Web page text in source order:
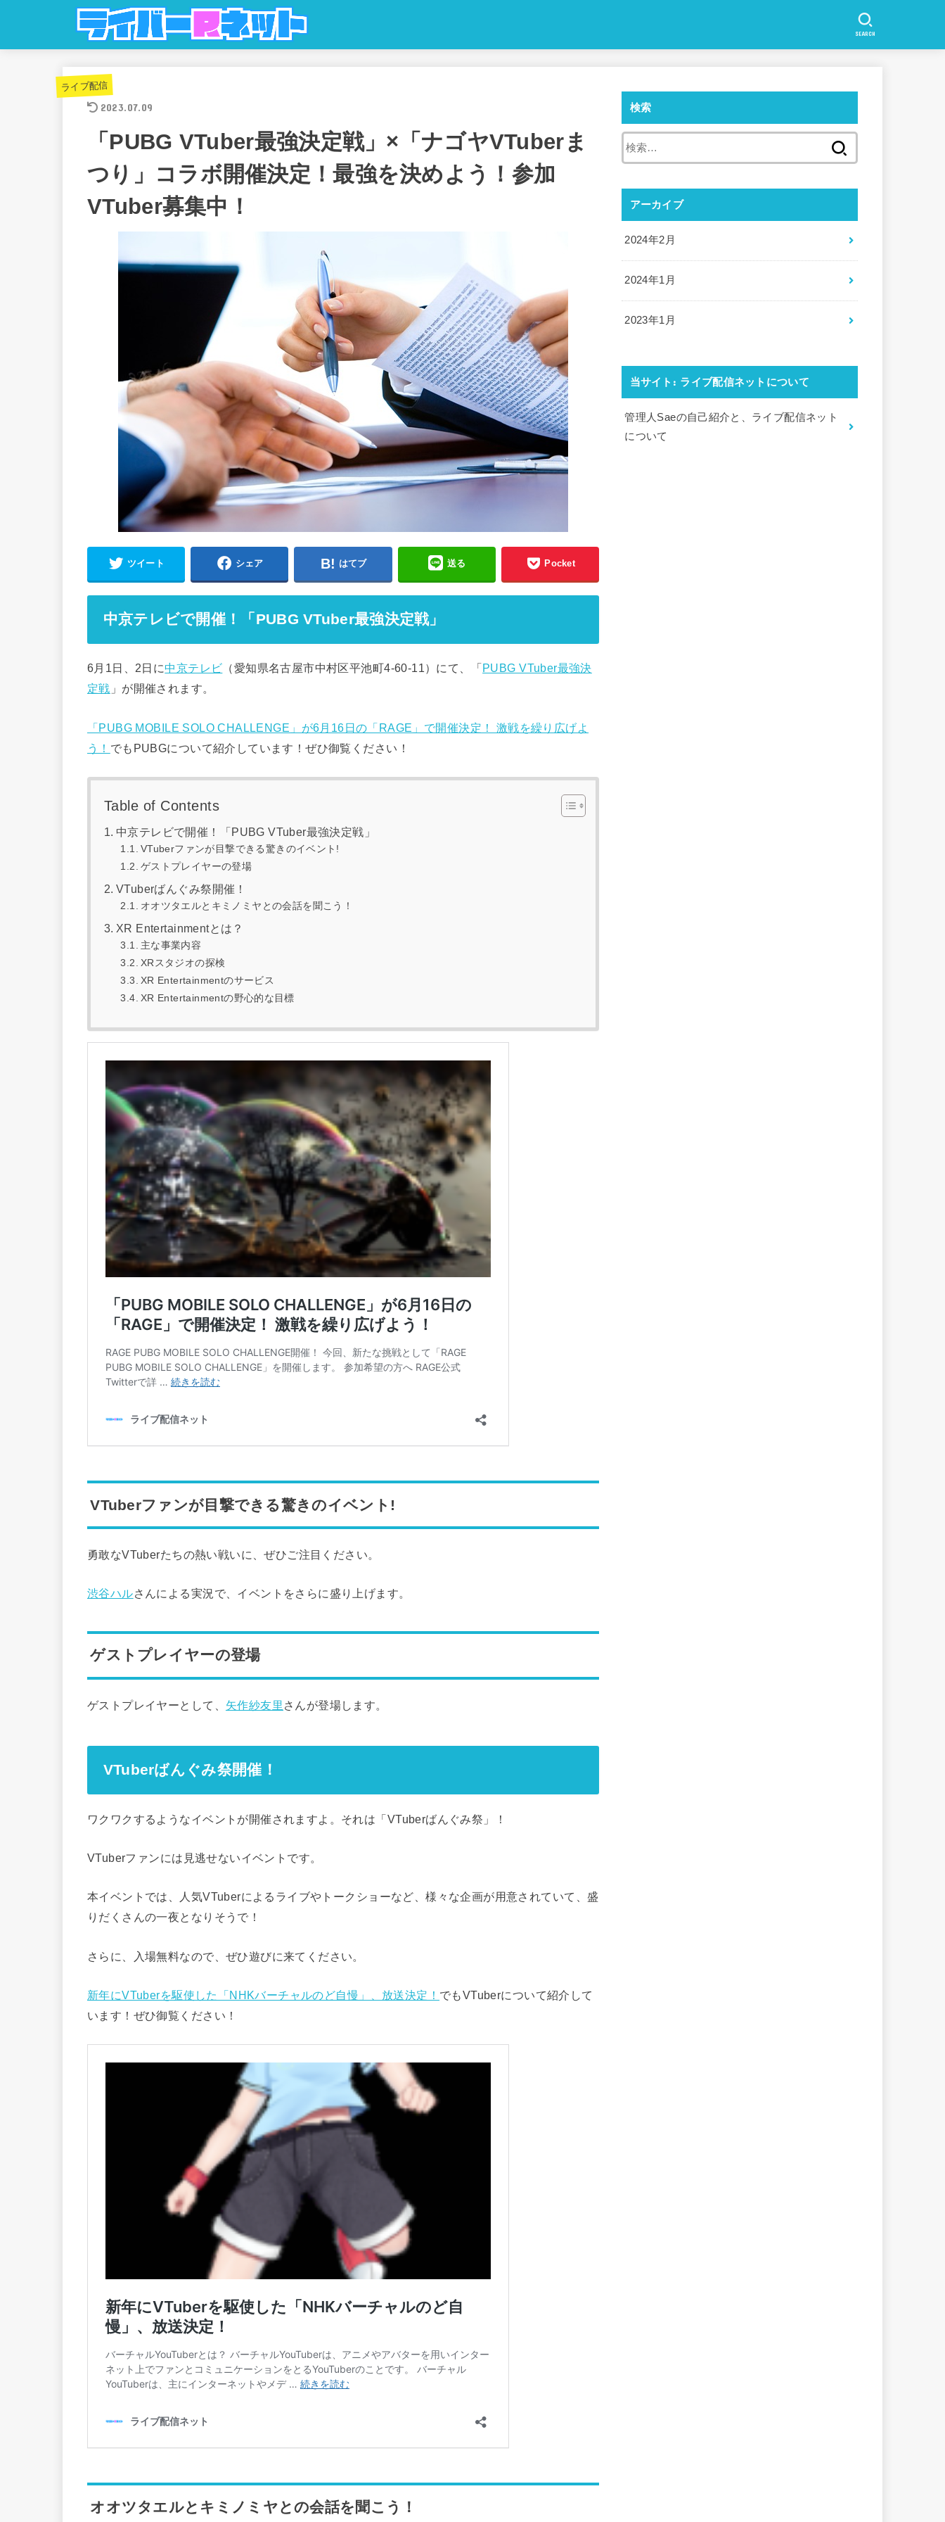
SEARCH
ライブ配信
2023.07.09
「PUBG VTuber最強決定戦」×「ナゴヤVTuberま
つり」コラボ開催決定！最強を決めよう！参加
VTuber募集中！
ツイート シェア はてブ 送る Pocket
中京テレビで開催！「PUBG VTuber最強決定戦」
6月1日、2日に中京テレビ （愛知県名古屋市中村区平池町4-60-11）にて、「PUBG VTuber最強決
定戦 」が開催されます。
「PUBG MOBILE SOLO CHALLENGE」が6月16日の「RAGE」で開催決定！ 激戦を繰り広げよ
う！ でもPUBGについて紹介しています！ぜひ御覧ください！
Table of Contents
中京テレビで開催！「PUBG VTuber最強決定戦」
VTuberファンが目撃できる驚きのイベント!
ゲストプレイヤーの登場
VTuberばんぐみ祭開催！
オオツタエルとキミノミヤとの会話を聞こう！
XR Entertainmentとは？
主な事業内容
XRスタジオの探検
XR Entertainmentのサービス
XR Entertainmentの野心的な目標
VTuberファンが目撃できる驚きのイベント!
勇敢なVTuberたちの熱い戦いに、ぜひご注目ください。
渋谷ハルさんによる実況で、イベントをさらに盛り上げます。
ゲストプレイヤーの登場
ゲストプレイヤーとして、 矢作紗友里 さんが登場します。
VTuberばんぐみ祭開催！
ワクワクするようなイベントが開催されますよ。それは「VTuberばんぐみ祭」！
VTuberファンには見逃せないイベントです。
本イベントでは、人気VTuberによるライブやトークショーなど、様々な企画が用意されていて、盛
りだくさんの一夜となりそうで！
さらに、入場無料なので、ぜひ遊びに来てください。
新年にVTuberを駆使した「NHKバーチャルのど自慢」、放送決定！ でもVTuberについて紹介して
います！ぜひ御覧ください！
オオツタエルとキミノミヤとの会話を聞こう！
検索
アーカイブ
2024年2月
2024年1月
2023年1月
当サイト: ライブ配信ネットについて
管理人Saeの自己紹介と、ライブ配信ネット
について